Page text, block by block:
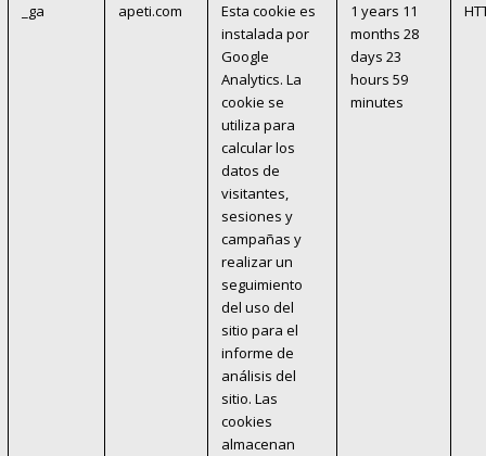
_ga apeti.com
Esta cookie es
instalada por
Google
Analytics. La
cookie se
utiliza para
calcular los
datos de
visitantes,
sesiones y
campañas y
realizar un
seguimiento
del uso del
sitio para el
informe de
análisis del
sitio. Las
cookies
almacenan
1 years 11
months 28
days 23
hours 59
minutes